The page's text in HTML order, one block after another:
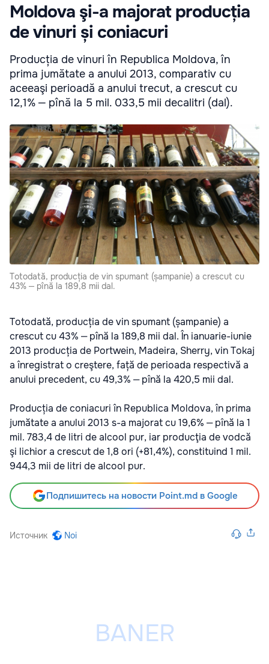
Moldova şi-a majorat producția
de vinuri și coniacuri
Producția de vinuri în Republica Moldova, în
prima jumătate a anului 2013, comparativ cu
aceeaşi perioadă a anului trecut, a crescut cu
12,1% ‒ pînă la 5 mil. 033,5 mii decalitri (dal).
Totodată, producția de vin spumant (șampanie) a crescut cu
43% ‒ pînă la 189,8 mii dal.
Totodată, producția de vin spumant (șampanie) a
crescut cu 43% ‒ pînă la 189,8 mii dal. În ianuarie-iunie
2013 producția de Portwein, Madeira, Sherry, vin Tokaj
a înregistrat o creştere, față de perioada respectivă a
anului precedent, cu 49,3% ‒ pînă la 420,5 mii dal.
Producția de coniacuri în Republica Moldova, în prima
jumătate a anului 2013 s-a majorat cu 19,6% ‒ pînă la 1
mil. 783,4 de litri de alcool pur, iar producţia de vodcă
şi lichior a crescut de 1,8 ori (+81,4%), constituind 1 mil.
944,3 mii de litri de alcool pur.
Подпишитесь на новости Point.md в Google
Источник Noi